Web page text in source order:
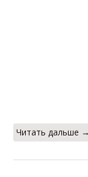
Читать дальше →